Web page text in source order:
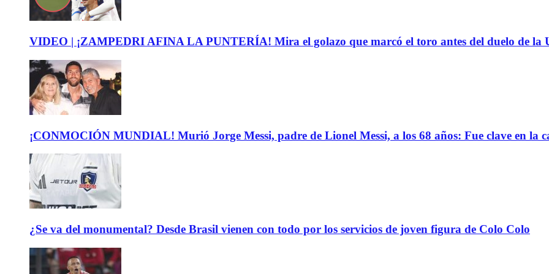
VIDEO | ¡ZAMPEDRI AFINA LA PUNTERÍA! Mira el golazo que marcó el toro antes del duelo de la
¡CONMOCIÓN MUNDIAL! Murió Jorge Messi, padre de Lionel Messi, a los 68 años: Fue clave en la
¿Se va del monumental? Desde Brasil vienen con todo por los servicios de joven figura de Colo Colo